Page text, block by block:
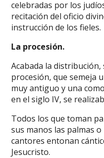
celebradas por los
recitación del oficio
instrucción de los fieles.
La procesión.
Acabada la
procesión, que semeja
muy antiguo y una
en el siglo IV, se
Todos los que toman
sus manos las palmas
cantores entonan
Jesucristo.